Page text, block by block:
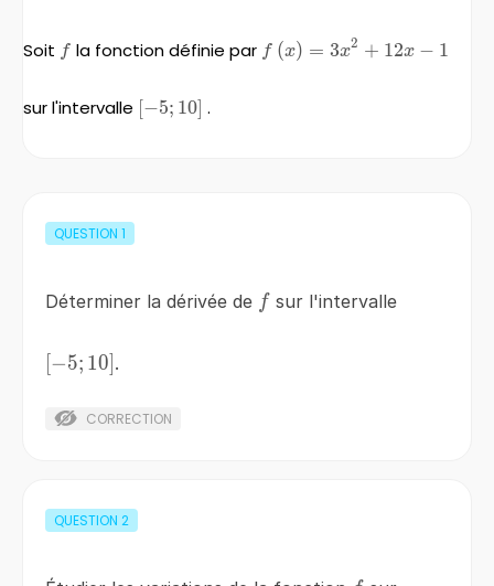
Soit ff la fonction définie par f\left(x\right)=3x^{2}
f (x) = 3x2 + 12x − 1
sur l'intervalle \left[-5;10\right]
[−5; 10] .
QUESTION 1
Déterminer la dérivée de ff sur l'intervalle
\left[-5;10\right]
−5; 10 .
CORRECTION
QUESTION 2